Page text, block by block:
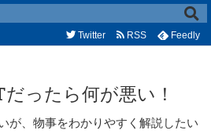
ったら何が悪い！
が、物事をわかりやすく解説したい
Twitter RSS Feedly